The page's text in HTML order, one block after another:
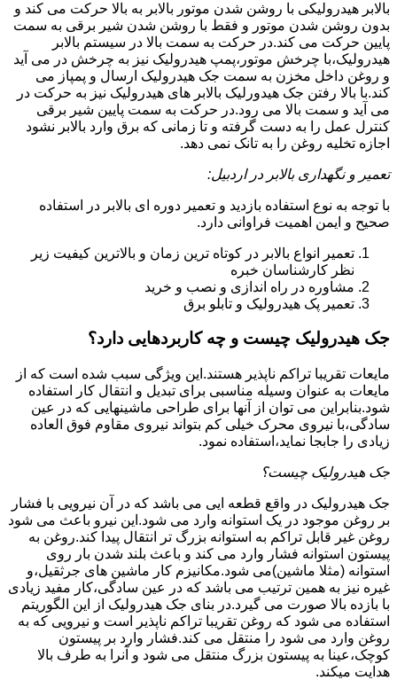
بالابر هیدرولیکی با روشن شدن موتور بالابر به بالا حرکت می کند و
بدون روشن شدن موتور و فقط با روشن شدن شیر برقی به سمت
پایین حرکت می کند.در حرکت به سمت بالا در سیستم بالابر
هیدرولیک،با چرخش موتور،پمپ هیدرولیک نیز به چرخش در می آید
و روغن داخل مخزن به سمت جک هیدرولیک ارسال و پمپاز می
کند.با بالا رفتن جک هیدورلیک بالابر های هیدرولیک نیز به حرکت در
می آید و سمت بالا می رود.در حرکت به سمت پایین شیر برقی
کنترل عمل را به دست گرفته و تا زمانی که برق وارد بالابر نشود
اجازه تخلیه روغن را به تانک نمی دهد.
تعمیر و نگهداری بالابر در اردبیل:
با توجه به نوع استفاده بازدید و تعمیر دوره ای بالابر در استفاده
صحیح و ایمن اهمیت فراوانی دارد.
تعمیر انواع بالابر در کوتاه ترین زمان و بالاترین کیفیت زیر
نظر کارشناسان خبره
مشاوره در راه اندازی و نصب و خرید
تعمیر پک هیدرولیک و تابلو برق
جک هیدرولیک چیست و چه کاربردهایی دارد؟
مایعات تقریبا تراکم ناپذیر هستند.این ویژگی سبب شده است که از
مایعات به عنوان وسیله مناسبی برای تبدیل و انتقال کار استفاده
شود.بنابراین می توان از آنها برای طراحی ماشینهایی که در عین
سادگی،با نیروی محرک خیلی کم بتواند نیروی مقاوم فوق العاده
زیادی را جابجا نماید،استفاده نمود.
جک هیدرولیک چیست؟
جک هیدرولیک در واقع قطعه ایی می باشد که در آن نیرویی با فشار
بر روغن موجود در یک استوانه وارد می شود.این نیرو باعث می شود
روغن غیر قابل تراکم به استوانه بزرگ تر انتقال پیدا کند.روغن به
پیستون استوانه فشار وارد می کند و باعث بلند شدن بار روی
استوانه (مثلا ماشین)می شود.مکانیزم کار ماشین های جرثقیل،و
غیره نیز به همین ترتیب می باشد که در عین سادگی،کار مفید زیادی
با بازده بالا صورت می گیرد.در بنای جک هیدرولیک از این الگوریتم
استفاده می شود که روغن تقریبا تراکم ناپذیر است و نیرویی که به
روغن وارد می شود را منتقل می کند.فشار وارد بر پیستون
کوچک،عینا به پیستون بزرگ منتقل می شود و آنرا به طرف بالا
هدایت میکند.